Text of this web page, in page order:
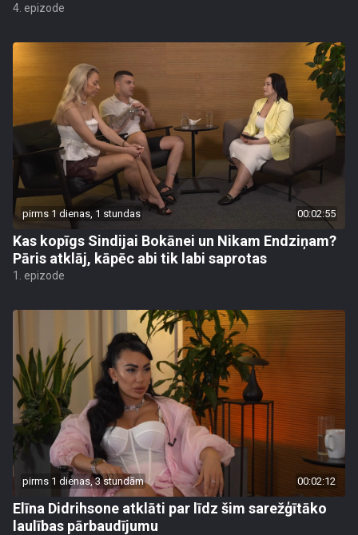
4. epizode
pirms 1 dienas, 1 stundas 00:02:55
Kas kopīgs Sindijai Bokānei un Nikam Endziņam?
Pāris atklāj, kāpēc abi tik labi saprotas
1. epizode
pirms 1 dienas, 3 stundām 00:02:12
Elīna Didrihsone atklāti par līdz šim sarežģītāko
laulības pārbaudījumu